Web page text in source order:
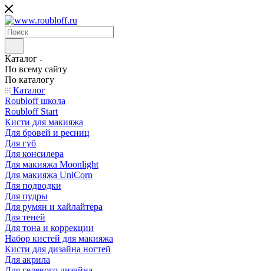
Каталог
По всему сайту
По каталогу
Каталог
Roubloff школа
Roubloff Start
Кисти для макияжа
Для бровей и ресниц
Для губ
Для консилера
Для макияжа Moonlight
Для макияжа UniCorn
Для подводки
Для пудры
Для румян и хайлайтера
Для теней
Для тона и коррекции
Набор кистей для макияжа
Кисти для дизайна ногтей
Для акрила